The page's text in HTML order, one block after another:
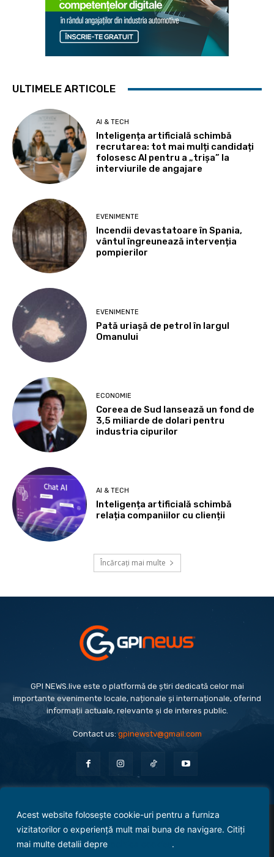
Acest website folosește cookie-uri pentru a furniza
vizitatorilor o experiență mult mai buna de navigare. Citiți
mai multe detalii depre
.
ULTIMELE ARTICOLE
AI & TECH
Inteligența artificială schimbă
recrutarea: tot mai mulți candidați
folosesc AI pentru a „trișa” la
interviurile de angajare
EVENIMENTE
Incendii devastatoare în Spania,
vântul îngreunează intervenția
pompierilor
EVENIMENTE
Pată uriașă de petrol în largul
Omanului
ECONOMIE
Coreea de Sud lansează un fond de
3,5 miliarde de dolari pentru
industria cipurilor
AI & TECH
Inteligența artificială schimbă
relația companiilor cu clienții
Încărcați mai multe
GPI NEWS.live este o platformă de știri dedicată celor mai
importante evenimente locale, naționale și internaționale, oferind
informații actuale, relevante și de interes public.
Contact us:gpinewstv@gmail.com
Evenimente Politică Economie Social
Sport
Cultură
Antreprenoriat
Administrație Publică